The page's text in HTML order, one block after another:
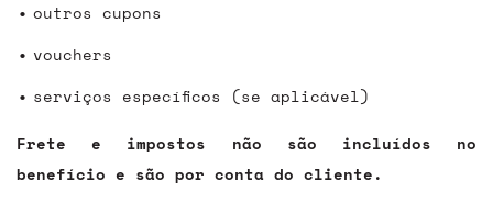
outros cupons
vouchers
serviços específicos (se aplicável)
Frete e impostos não são incluídos no
benefício e são por conta do cliente.